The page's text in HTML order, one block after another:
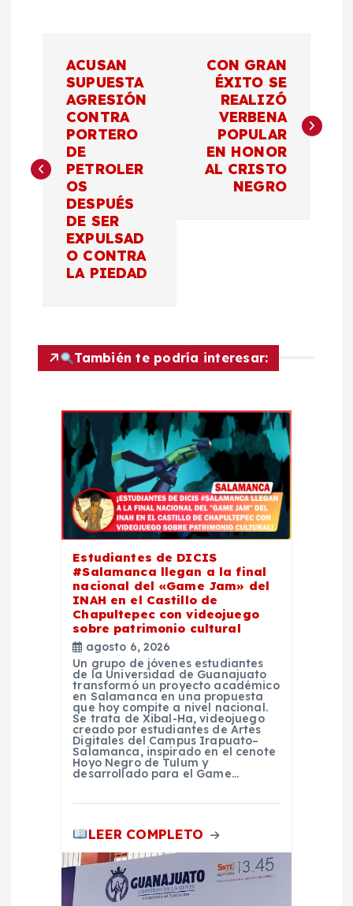
e
ACUSAN
SUPUESTA
AGRESIÓN
CONTRA
PORTERO
DE
PETROLER
OS
DESPUÉS
DE SER
EXPULSAD
O CONTRA
LA PIEDAD
CON GRAN
ÉXITO SE
REALIZÓ
VERBENA
POPULAR
EN HONOR
AL CRISTO
NEGRO
También te podría interesar:
Estudiantes de DICIS
#Salamanca llegan a la final
nacional del «Game Jam» del
INAH en el Castillo de
Chapultepec con videojuego
sobre patrimonio cultural
agosto 6, 2026
Un grupo de jóvenes estudiantes
de la Universidad de Guanajuato
transformó un proyecto académico
en Salamanca en una propuesta
que hoy compite a nivel nacional.
Se trata de Xibal-Ha, videojuego
creado por estudiantes de Artes
Digitales del Campus Irapuato–
Salamanca, inspirado en el cenote
Hoyo Negro de Tulum y
desarrollado para el Game…
LEER COMPLETO